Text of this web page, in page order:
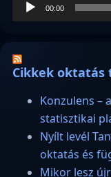
00:00
Cikkek oktatás
Konzulens –
statisztikai
Nyílt levél
oktatás és
Mikor lesz